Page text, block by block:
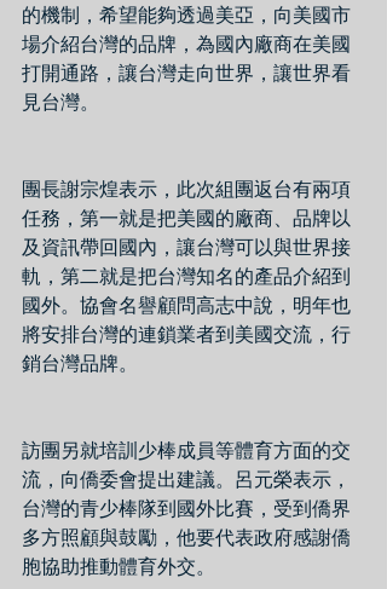
的機制，希望能夠透過美亞，向美國市
場介紹台灣的品牌，為國內廠商在美國
打開通路，讓台灣走向世界，讓世界看
見台灣。
團長謝宗煌表示，此次組團返台有兩項
任務，第一就是把美國的廠商、品牌以
及資訊帶回國內，讓台灣可以與世界接
軌，第二就是把台灣知名的產品介紹到
國外。協會名譽顧問高志中說，明年也
將安排台灣的連鎖業者到美國交流，行
銷台灣品牌。
訪團另就培訓少棒成員等體育方面的交
流，向僑委會提出建議。呂元榮表示，
台灣的青少棒隊到國外比賽，受到僑界
多方照顧與鼓勵，他要代表政府感謝僑
胞協助推動體育外交。